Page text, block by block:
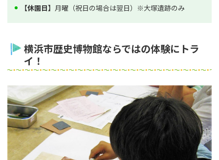
【休園日】 月曜（祝日の場合は翌日）※大塚遺跡のみ
横浜市歴史博物館ならではの体験にトラ
イ！